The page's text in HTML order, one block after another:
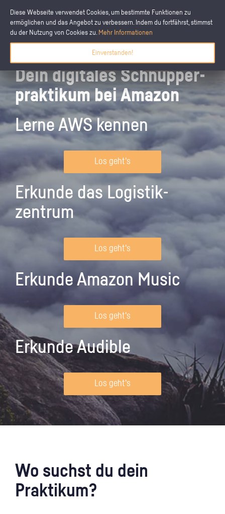
Diese Webseite verwendet Cookies, um bestimmte Funktionen zu
ermöglichen und das Angebot zu verbessern. Indem du fortfährst, stimmst
du der Nutzung von Cookies zu. Mehr Informationen
Einverstanden!
Dein digitales Schnupper­
praktikum bei Amazon
Lerne AWS kennen
Los geht's
Erkunde das Logistik­
zentrum
Los geht's
Erkunde Amazon Music
Los geht's
Erkunde Audible
Los geht's
Wo suchst du dein
Praktikum?